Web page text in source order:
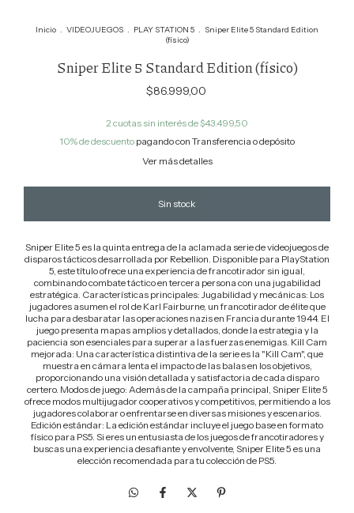
Inicio . VIDEOJUEGOS . PLAY STATION 5 . Sniper Elite 5 Standard Edition
(físico)
Sniper Elite 5 Standard Edition (físico)
$86.999,00
2 cuotas sin interés de $43.499,50
10% de descuento pagando con Transferencia o depósito
Ver más detalles
Sniper Elite 5 es la quinta entrega de la aclamada serie de videojuegos de
disparos tácticos desarrollada por Rebellion. Disponible para PlayStation
5, este título ofrece una experiencia de francotirador sin igual,
combinando combate táctico en tercera persona con una jugabilidad
estratégica. Características principales: Jugabilidad y mecánicas: Los
jugadores asumen el rol de Karl Fairburne, un francotirador de élite que
lucha para desbaratar las operaciones nazis en Francia durante 1944. El
juego presenta mapas amplios y detallados, donde la estrategia y la
paciencia son esenciales para superar a las fuerzas enemigas. Kill Cam
mejorada: Una característica distintiva de la serie es la "Kill Cam", que
muestra en cámara lenta el impacto de las balas en los objetivos,
proporcionando una visión detallada y satisfactoria de cada disparo
certero. Modos de juego: Además de la campaña principal, Sniper Elite 5
ofrece modos multijugador cooperativos y competitivos, permitiendo a los
jugadores colaborar o enfrentarse en diversas misiones y escenarios.
Edición estándar: La edición estándar incluye el juego base en formato
físico para PS5. Si eres un entusiasta de los juegos de francotiradores y
buscas una experiencia desafiante y envolvente, Sniper Elite 5 es una
elección recomendada para tu colección de PS5.